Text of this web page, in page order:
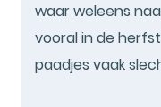
waar weleens
vooral in de
paadjes vaak